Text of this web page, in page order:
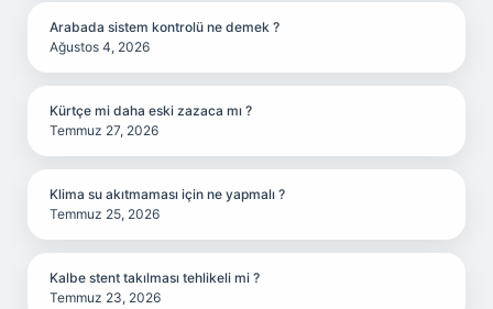
Arabada sistem kontrolü ne demek ?
Ağustos 4, 2026
Kürtçe mi daha eski zazaca mı ?
Temmuz 27, 2026
Klima su akıtmaması için ne yapmalı ?
Temmuz 25, 2026
Kalbe stent takılması tehlikeli mi ?
Temmuz 23, 2026